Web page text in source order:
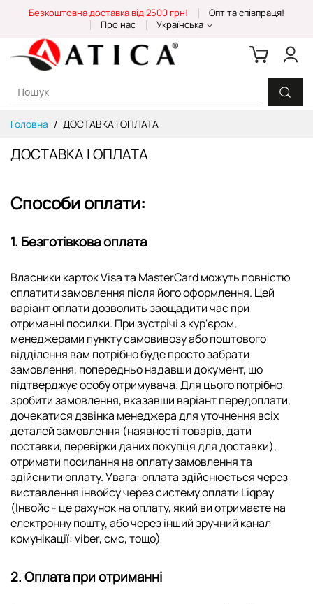
Content
Безкоштовна доставка від 2500 грн!
Опт та співпраця!
Про нас
Українська
Головна ДОСТАВКА і ОПЛАТА
ДОСТАВКА І ОПЛАТА
Способи оплати:
1. Безготівкова оплата
Власники карток Visa та MasterCard можуть повністю
сплатити замовлення після його оформлення. Цей
варіант оплати дозволить заощадити час при
отриманні посилки. При зустрічі з кур'єром,
менеджерами пункту самовивозу або поштового
відділення вам потрібно буде просто забрати
замовлення, попередньо надавши документ, що
підтверджує особу отримувача. Для цього потрібно
зробити замовлення, вказавши варіант передоплати,
дочекатися дзвінка менеджера для уточнення всіх
деталей замовлення (наявності товарів, дати
поставки, перевірки даних покупця для доставки),
отримати посилання на оплату замовлення та
здійснити оплату. Увага: оплата здійснюється через
виставлення інвойсу через систему оплати Liqpay
(Інвойс - це рахунок на оплату, який ви отримаєте на
електронну пошту, або через інший зручний канал
комунікації: viber, смс, тощо)
2. Оплата при отриманні